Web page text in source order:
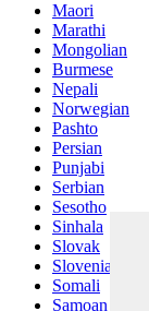
Maori
Marathi
Mongolian
Burmese
Nepali
Norwegian
Pashto
Persian
Punjabi
Serbian
Sesotho
Sinhala
Slovak
Slovenian
Somali
Samoan